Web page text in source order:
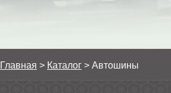
Главная > Каталог > Автошины